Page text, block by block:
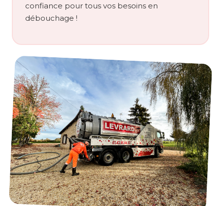
confiance pour tous vos besoins en
débouchage !